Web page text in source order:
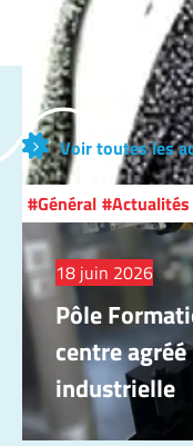
Voir toutes les
Général
18 juin 2026
Pôle
centre
industrielle